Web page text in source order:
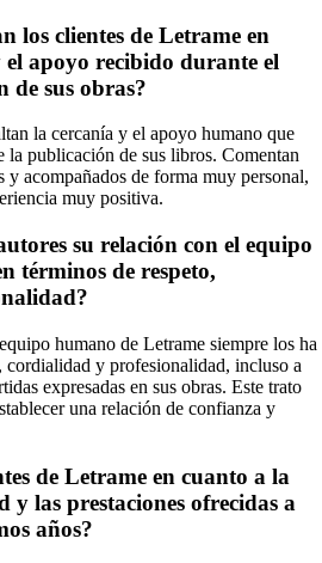
los clientes de Letrame en
apoyo recibido durante el
de sus obras?
la cercanía y el apoyo humano que
la publicación de sus libros. Comentan
y acompañados de forma muy personal,
muy positiva.
su relación con el equipo
términos de respeto,
humano de Letrame siempre los ha
cordialidad y profesionalidad, incluso a
expresadas en sus obras. Este trato
una relación de confianza y
de Letrame en cuanto a la
y las prestaciones ofrecidas a
años?